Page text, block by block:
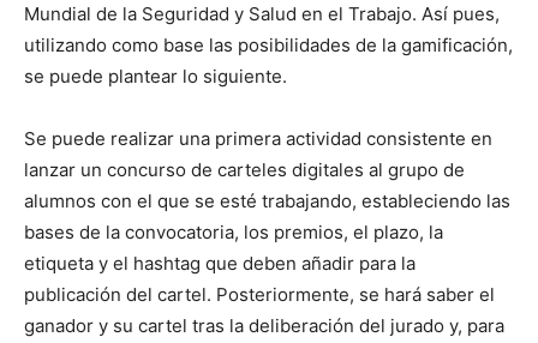
Mundial de la Seguridad y Salud en el Trabajo. Así pues,
utilizando como base las posibilidades de la gamificación,
se puede plantear lo siguiente.
Se puede realizar una primera actividad consistente en
lanzar un concurso de carteles digitales al grupo de
alumnos con el que se esté trabajando, estableciendo las
bases de la convocatoria, los premios, el plazo, la
etiqueta y el hashtag que deben añadir para la
publicación del cartel. Posteriormente, se hará saber el
ganador y su cartel tras la deliberación del jurado y, para